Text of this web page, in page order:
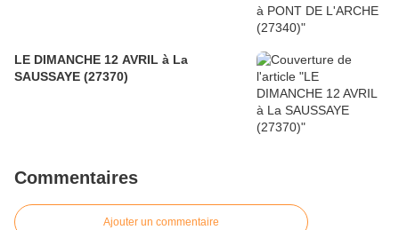
LE DIMANCHE 12 AVRIL à La
SAUSSAYE (27370)
Commentaires
Ajouter un commentaire